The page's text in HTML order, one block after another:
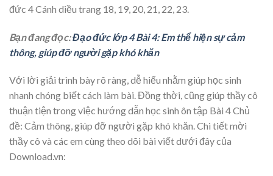
đức 4 Cánh diều trang 18, 19, 20, 21, 22, 23.
Bạn đang đọc:Đạo đức lớp 4 Bài 4: Em thể hiện sự cảm
thông, giúp đỡ người gặp khó khăn
Với lời giải trình bày rõ ràng, dễ hiểu nhằm giúp học sinh
nhanh chóng biết cách làm bài. Đồng thời, cũng giúp thầy cô
thuận tiện trong việc hướng dẫn học sinh ôn tập Bài 4 Chủ
đề: Cảm thông, giúp đỡ người gặp khó khăn. Chi tiết mời
thầy cô và các em cùng theo dõi bài viết dưới đây của
Download.vn: